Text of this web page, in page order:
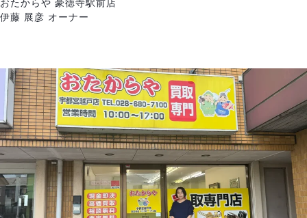
おたからや 豪徳寺駅前店
伊藤 展彦 オーナー